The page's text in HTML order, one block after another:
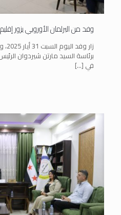
وفد من البرلمان الأوروبي يزور
زار
برئاسة السيد مارتن شيردوان
في […]